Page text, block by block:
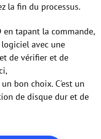
la fin du processus.
tapant la commande,
avec une
de vérifier et de
bon choix. C'est un
de disque dur et de